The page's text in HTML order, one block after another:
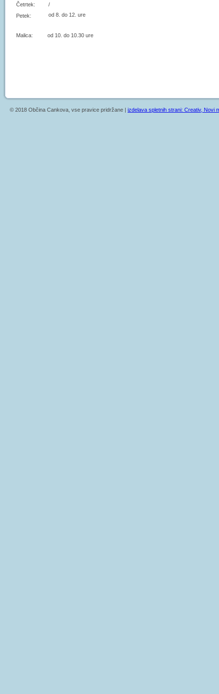
Četrtek:
/
Petek:
od 8. do 12. ure
Malica: od 10. do 10.30 ure
© 2018 Občina Cankova, vse pravice pridržane | izdelava spletnih strani: Creativ, Novi